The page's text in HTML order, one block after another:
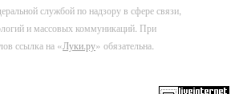
службой по надзору в сфере связи,
и массовых коммуникаций. При
ссылка на «Луки.ру» обязательна.